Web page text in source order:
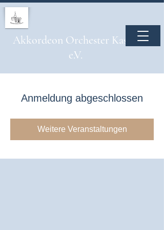
Akkordeon Orchester Kassel
e.V.
Anmeldung abgeschlossen
Weitere Veranstaltungen